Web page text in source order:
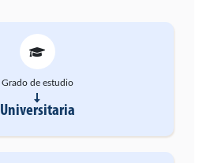
Grado de estudio
Universitaria